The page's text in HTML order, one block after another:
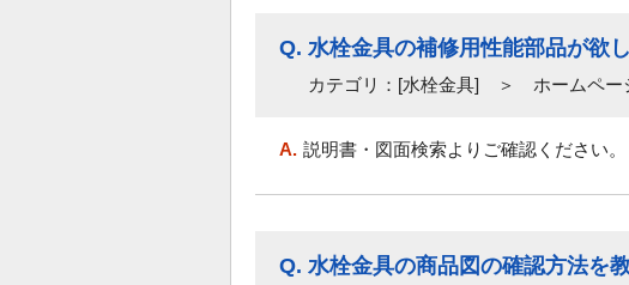
Q. 水栓金具の補修用性能部品が欲
カテゴリ：[水栓金具] ＞ ホームペー
A. 説明書・図面検索よりご確認ください。
Q. 水栓金具の商品図の確認方法を